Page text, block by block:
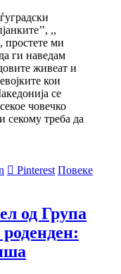
,,
простете ми
ги наведам
живеат и
кои
се
човечко
секому треба да
Pinterest Повеке
од Група